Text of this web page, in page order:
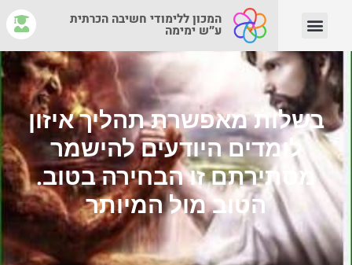
המכון ללימודי חשיבה הכרתית
ע״ש ימימה
בשלות מאפשרת תהליך איזון
לומדים היודעים להישמר
מסתירתם זו הבחירה בטוב.
הטוב מול המיותר